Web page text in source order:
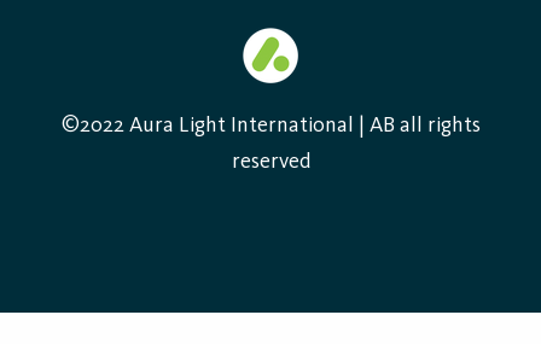
©2022 Aura Light International | AB all rights
reserved